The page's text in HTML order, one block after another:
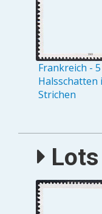
Frankreich - 5
Halsschatten
Strichen